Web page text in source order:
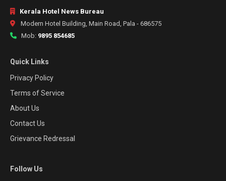
Kerala Hotel News Bureau
Modern Hotel Building, Main Road, Pala - 686575
Mob: 9895 854685
Quick Links
Privacy Policy
Terms of Service
About Us
Contact Us
Grievance Redressal
Follow Us